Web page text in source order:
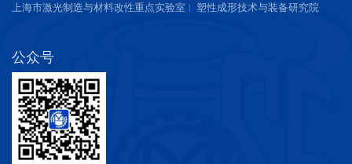
上海市激光制造与材料改性重点实验室
塑性成形技术与装备研究院
公众号